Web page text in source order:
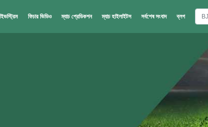
ফিচার ভিডিও ম্যাচ প্রেডিকশন ম্যাচ হাইলাইটস সর্বশেষ সংবাদ ব্লগ